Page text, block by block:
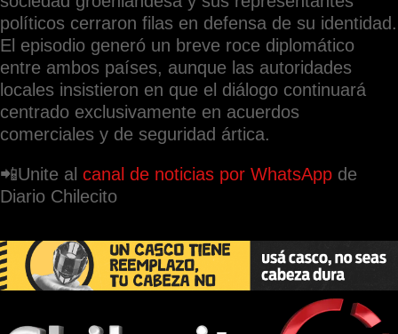
políticos cerraron filas en defensa de su identidad.
El episodio generó un breve roce diplomático
entre ambos países, aunque las autoridades
locales insistieron en que el diálogo continuará
centrado exclusivamente en acuerdos
comerciales y de seguridad ártica.
📲Unite al canal de noticias por WhatsApp de
Diario Chilecito